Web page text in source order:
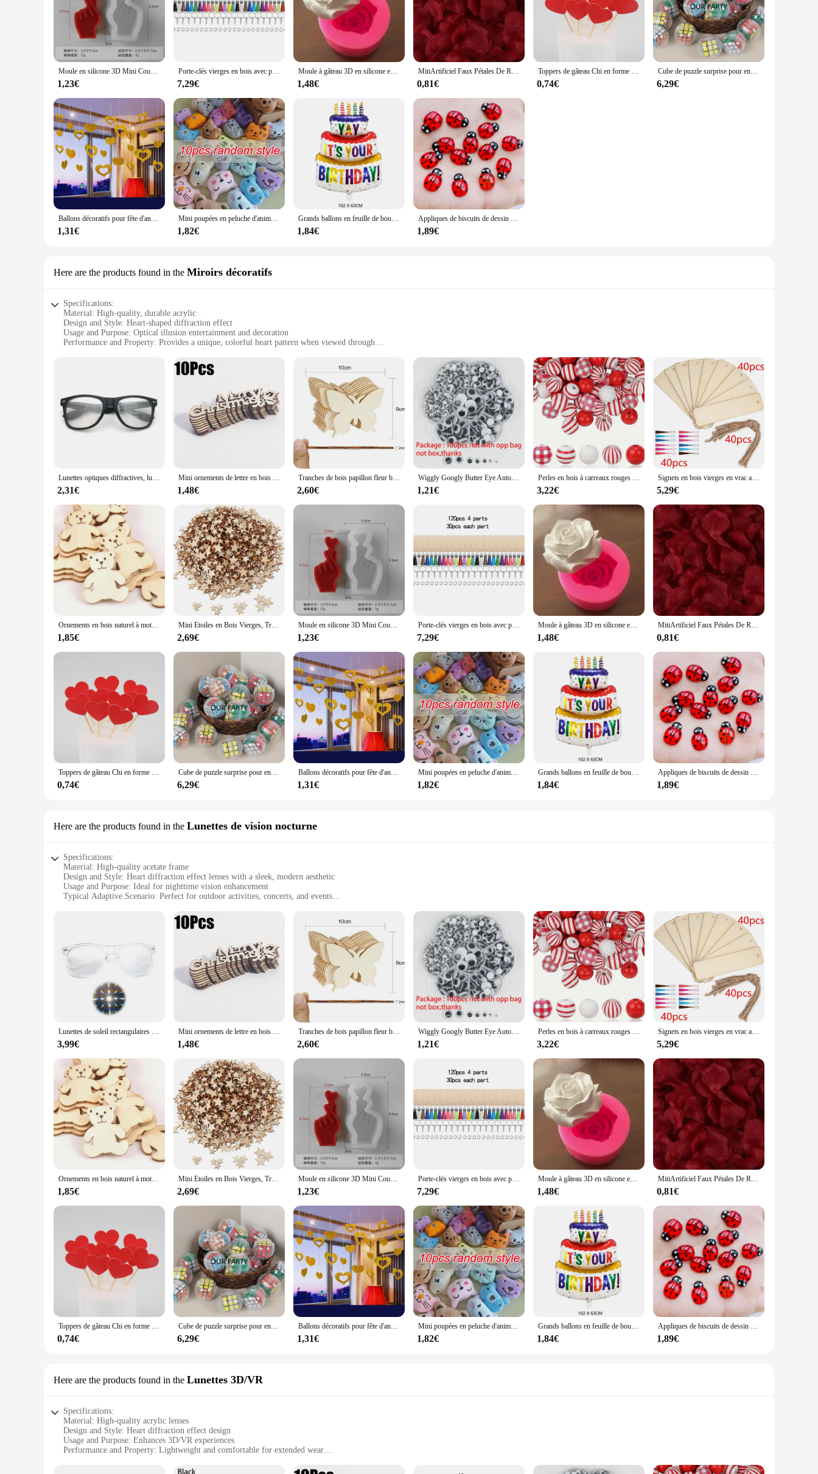
Moule en silicone 3D Mini Coussins Gesture DIY, moule à bougies en plâtre de chocolat, décor de confession de gâteau, cadeaux de fête, ci-après les Maker
1,23€
Porte-clés vierges en bois avec pompons, porte-clés avec anneaux diabétiques, bricolage, 120 pièces
7,29€
Moule à gâteau 3D en silicone en forme de rose en fleurs, décoration de bonbons, MSI de chocolat, outil de cuisson, bricolage, har ant Regina Chi
1,48€
MitiArtificiel Faux Pétales De Rose, Poubelle Rouge, Simulation De Fleurs, Injpétales Pour La Journée De Léon, ixDe Mariage, Décor De Noël
0,81€
Toppers de gâteau Chi en forme de mini cœur et d'étoile, décorations de gâteau d'anniversaire, décorations de fête de mariage pour enfants, faveurs de fête préChristophe, choix de décoration, 10 pièces
0,74€
Cube de puzzle surprise pour enfants, boule d'œuf capsule, jouets pour enfants, cadeaux de fête d'anniversaire, PinMiFillers, récompense scolaire, cadeau d'Halloween, mignon, 12 pièces
6,29€
Ballons décoratifs pour fête d'anniversaire et de mariage, 100 pièces, décorations avec pendentifs en forme de pluie à paillettes, fournitures pour salle de mariage
1,31€
Mini poupées en peluche d'animaux mignons pour filles, machine à griffes en peluche, accessoires au beurre, fête d'anniversaire, cadeau de Noël, récompense, 5-6cm
1,82€
Grands ballons en feuille de bougie de gâteau d'anniversaire, rayures et pois, décoration de fête, accessoires photo, 3 couches
1,84€
Appliques de biscuits de dessin animé mignon, belle résine colorée, coléoptère rouge, dos plat, artisanat de scrapbooking de mariage bricolage, A41, nouveau, 70 pièces
1,89€
Here are the products found in the Miroirs décoratifs
Specifications:
Material: High-quality, durable acrylic
Design and Style: Heart-shaped diffraction effect
Usage and Purpose: Optical illusion entertainment and decoration
Performance and Property: Provides a unique, colorful heart pattern when viewed through
Size: Compact and lightweight for easy portability
**Enchanting Visual Experience**
Step into a world of wonder with our heart diffraction effect glasses, a marvel of optical illusion engineering designed to captivate and delight. These glasses are not just a fashion statement but a
gateway to a kaleidoscopic realm where the heart shape is transformed into a dazzling array of colors and patterns. Perfect for parties, events, or as a unique gift, these glasses are sure to spark
Whether you're a vendor looking to add a touch of magic to your product line or a supplier searching for the perfect novelty item, our heart diffraction effect glasses are a versatile choice. They're not
entertainment or as a quirky decoration for any room.
**Adaptable for Every Occasion**
These glasses are not just for fun; they're also a conversation starter. Whether you're looking to add a playful twist to your home decor or searching for a unique gift that will stand out, our heart
diffraction effect glasses are the perfect choice. They're available in sets, making them an excellent option for resellers and bulk purchasers. The heart shape is universally recognized and loved,
making these glasses a hit with people of all ages and backgrounds.
Lunettes optiques diffractives, lunettes soleil spéciales effet cœur, spectacle lumière danse, lunettes étoiles H7EA
2,31€
Mini ornements de lettre en bois joyeux Noël, ornements d'arbre de Noël, artisanat de bricolage, décoration de la maison, 10 pièces
1,48€
Tranches de bois papillon fleur bricolage peinture artisanat, ornements pour anniversaire, fête de mariage, décoration de table, artisanat pour enfants, 10 pièces
2,60€
Wiggly Googly Butter Eye Auto-Adhésif, Simulation Mobile, Animal de Dessin Animé, Globe Oculaire, Bricolage, Fournitures d'Artisanat pour Enfants de la Maternelle, 100Ps
1,21€
Perles en bois à carreaux rouges du jour de Léon, perles d'espacement rondes en forme de cœur, bracelets décoratifs personnalisés, accessoires de bricolage
3,22€
Signets en bois vierges en vrac avec cordes à pampilles, signe d'étiquette inachevé, ornements de bricolage, artisanat, 10 pièces, 20 pièces, 60 pièces
5,29€
Ornements en bois naturel à motif d'ours pour la décoration intérieure, artisanat de bricolage, scrapbooking, accessoires d'embellissement, 41x48mm, m1757, 10 pièces
1,85€
Mini Étoiles en Bois Vierges, Tranches de Noël, Taille Mixte, pour Bricolage, Fourniture Artisanale, 100 à 500 Pièces
2,69€
Moule en silicone 3D Mini Coussins Gesture DIY, moule à bougies en plâtre de chocolat, décor de confession de gâteau, cadeaux de fête, ci-après les Maker
1,23€
Porte-clés vierges en bois avec pompons, porte-clés avec anneaux diabétiques, bricolage, 120 pièces
7,29€
Moule à gâteau 3D en silicone en forme de rose en fleurs, décoration de bonbons, MSI de chocolat, outil de cuisson, bricolage, har ant Regina Chi
1,48€
MitiArtificiel Faux Pétales De Rose, Poubelle Rouge, Simulation De Fleurs, Injpétales Pour La Journée De Léon, ixDe Mariage, Décor De Noël
0,81€
Toppers de gâteau Chi en forme de mini cœur et d'étoile, décorations de gâteau d'anniversaire, décorations de fête de mariage pour enfants, faveurs de fête préChristophe, choix de décoration, 10 pièces
0,74€
Cube de puzzle surprise pour enfants, boule d'œuf capsule, jouets pour enfants, cadeaux de fête d'anniversaire, PinMiFillers, récompense scolaire, cadeau d'Halloween, mignon, 12 pièces
6,29€
Ballons décoratifs pour fête d'anniversaire et de mariage, 100 pièces, décorations avec pendentifs en forme de pluie à paillettes, fournitures pour salle de mariage
1,31€
Mini poupées en peluche d'animaux mignons pour filles, machine à griffes en peluche, accessoires au beurre, fête d'anniversaire, cadeau de Noël, récompense, 5-6cm
1,82€
Grands ballons en feuille de bougie de gâteau d'anniversaire, rayures et pois, décoration de fête, accessoires photo, 3 couches
1,84€
Appliques de biscuits de dessin animé mignon, belle résine colorée, coléoptère rouge, dos plat, artisanat de scrapbooking de mariage bricolage, A41, nouveau, 70 pièces
1,89€
Here are the products found in the Lunettes de vision nocturne
Specifications:
Material: High-quality acetate frame
Design and Style: Heart diffraction effect lenses with a sleek, modern aesthetic
Usage and Purpose: Ideal for nighttime vision enhancement
Typical Adaptive Scenario: Perfect for outdoor activities, concerts, and events
Performance and Property: Durable and designed for long-lasting wear
**Enhanced Nighttime Vision**
Step into the night with confidence and clarity using our heart diffraction effect glasses. These glasses are engineered to enhance your nighttime vision, making it easier to navigate dark environments.
The heart diffraction effect lenses are not only stylish but also practical, offering a unique visual experience that captures the hearts of fashion-forward individuals. Whether you're attending an outdoor
event or enjoying a night out, these glasses will ensure you see everything with precision.
**Versatile and Trendy**
Our heart diffraction effect glasses are not just a functional accessory; they are a statement piece. The sleek acetate frame complements the heart diffraction effect lenses, creating a trendy and versatile
look that pairs effortlessly with any outfit. These glasses are perfect for those who want to stand out in a crowd, and they're available in sets, making them an excellent choice for vendors, suppliers,
and retailers looking to offer a unique product to their customers.
**Durable and Comfortable**
extended periods of use. The heart diffraction effect is not just a visual treat; it's also a testament to the quality and craftsmanship of these glasses. Whether you're a fashion-forward individual or a
vendor looking to add a distinctive product to your inventory, these glasses are a must-have for anyone seeking a blend of style and functionality.
Lunettes de soleil rectangulaires à diffraction 3D, lunettes à 2023 effets, regarder les lumières changer en forme de cœur, d'étoile, de football et de dollar en nuit
3,99€
Mini ornements de lettre en bois joyeux Noël, ornements d'arbre de Noël, artisanat de bricolage, décoration de la maison, 10 pièces
1,48€
Tranches de bois papillon fleur bricolage peinture artisanat, ornements pour anniversaire, fête de mariage, décoration de table, artisanat pour enfants, 10 pièces
2,60€
Wiggly Googly Butter Eye Auto-Adhésif, Simulation Mobile, Animal de Dessin Animé, Globe Oculaire, Bricolage, Fournitures d'Artisanat pour Enfants de la Maternelle, 100Ps
1,21€
Perles en bois à carreaux rouges du jour de Léon, perles d'espacement rondes en forme de cœur, bracelets décoratifs personnalisés, accessoires de bricolage
3,22€
Signets en bois vierges en vrac avec cordes à pampilles, signe d'étiquette inachevé, ornements de bricolage, artisanat, 10 pièces, 20 pièces, 60 pièces
5,29€
Ornements en bois naturel à motif d'ours pour la décoration intérieure, artisanat de bricolage, scrapbooking, accessoires d'embellissement, 41x48mm, m1757, 10 pièces
1,85€
Mini Étoiles en Bois Vierges, Tranches de Noël, Taille Mixte, pour Bricolage, Fourniture Artisanale, 100 à 500 Pièces
2,69€
Moule en silicone 3D Mini Coussins Gesture DIY, moule à bougies en plâtre de chocolat, décor de confession de gâteau, cadeaux de fête, ci-après les Maker
1,23€
Porte-clés vierges en bois avec pompons, porte-clés avec anneaux diabétiques, bricolage, 120 pièces
7,29€
Moule à gâteau 3D en silicone en forme de rose en fleurs, décoration de bonbons, MSI de chocolat, outil de cuisson, bricolage, har ant Regina Chi
1,48€
MitiArtificiel Faux Pétales De Rose, Poubelle Rouge, Simulation De Fleurs, Injpétales Pour La Journée De Léon, ixDe Mariage, Décor De Noël
0,81€
Toppers de gâteau Chi en forme de mini cœur et d'étoile, décorations de gâteau d'anniversaire, décorations de fête de mariage pour enfants, faveurs de fête préChristophe, choix de décoration, 10 pièces
0,74€
Cube de puzzle surprise pour enfants, boule d'œuf capsule, jouets pour enfants, cadeaux de fête d'anniversaire, PinMiFillers, récompense scolaire, cadeau d'Halloween, mignon, 12 pièces
6,29€
Ballons décoratifs pour fête d'anniversaire et de mariage, 100 pièces, décorations avec pendentifs en forme de pluie à paillettes, fournitures pour salle de mariage
1,31€
Mini poupées en peluche d'animaux mignons pour filles, machine à griffes en peluche, accessoires au beurre, fête d'anniversaire, cadeau de Noël, récompense, 5-6cm
1,82€
Grands ballons en feuille de bougie de gâteau d'anniversaire, rayures et pois, décoration de fête, accessoires photo, 3 couches
1,84€
Appliques de biscuits de dessin animé mignon, belle résine colorée, coléoptère rouge, dos plat, artisanat de scrapbooking de mariage bricolage, A41, nouveau, 70 pièces
1,89€
Here are the products found in the Lunettes 3D/VR
Specifications:
Material: High-quality acrylic lenses
Design and Style: Heart diffraction effect design
Usage and Purpose: Enhances 3D/VR experiences
Performance and Property: Lightweight and comfortable for extended wear
Quantity: Available in sets for wholesale and retail purchase